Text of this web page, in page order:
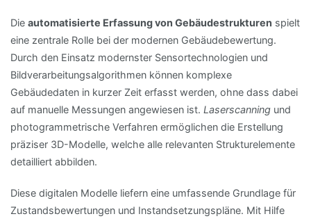
Die automatisierte Erfassung von Gebäudestrukturen spielt
eine zentrale Rolle bei der modernen Gebäudebewertung.
Durch den Einsatz modernster Sensortechnologien und
Bildverarbeitungsalgorithmen können komplexe
Gebäudedaten in kurzer Zeit erfasst werden, ohne dass dabei
auf manuelle Messungen angewiesen ist. Laserscanning und
photogrammetrische Verfahren ermöglichen die Erstellung
präziser 3D-Modelle, welche alle relevanten Strukturelemente
detailliert abbilden.
Diese digitalen Modelle liefern eine umfassende Grundlage für
Zustandsbewertungen und Instandsetzungspläne. Mit Hilfe